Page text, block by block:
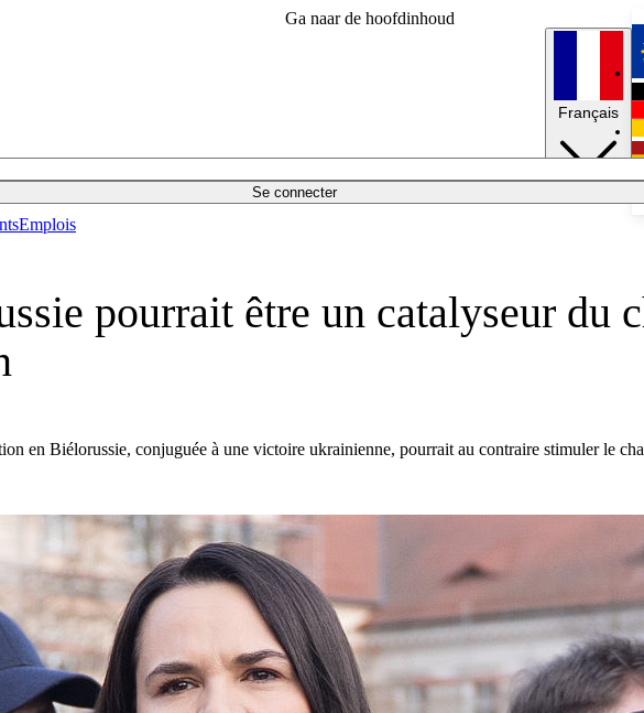
Ga naar de hoofdinhoud
Se connecter
Emplois
Français
pourrait être un catalyseur du
en Biélorussie, conjuguée à une victoire ukrainienne, pourrait au contraire stimuler le